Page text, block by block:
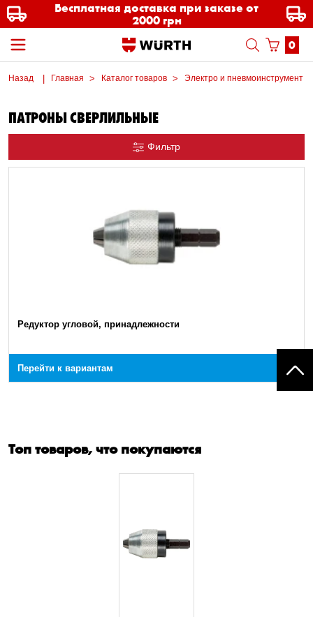
Бесплатная доставка при заказе от
2000 грн
0
Назад Главная Каталог товаров Электро и пневмоинструмент
ПАТРОНЫ СВЕРЛИЛЬНЫЕ
Фильтр
Редуктор угловой, принадлежности
Перейти к вариантам
Топ товаров, что покупаются